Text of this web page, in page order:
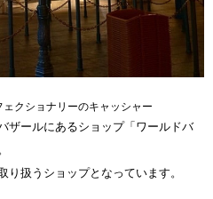
クショナリーのキャッシャー
ザールにあるショップ「ワールドバ
扱うショップとなっています。